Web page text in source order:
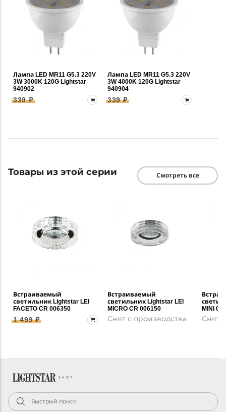
Лампа LED MR11 G5.3 220V
3W 3000K 120G Lightstar
940902
339 ₽
Лампа LED MR11 G5.3 220V
3W 4000K 120G Lightstar
940904
339 ₽
Товары из этой серии Смотреть все
Встраиваемый
светильник Lightstar LEI
FACETO CR 006350
1 499 ₽
Встраиваемый
светильник Lightstar LEI
MICRO CR 006150
Снят с производства
MINI
Снят